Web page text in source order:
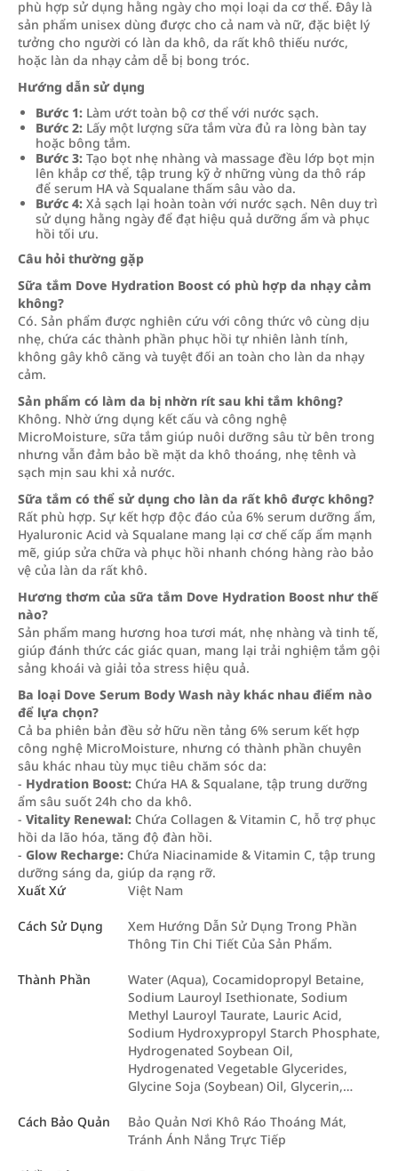
phù hợp sử dụng hằng ngày cho mọi loại da cơ thể. Đây là
sản phẩm unisex dùng được cho cả nam và nữ, đặc biệt lý
tưởng cho người có làn da khô, da rất khô thiếu nước,
hoặc làn da nhạy cảm dễ bị bong tróc.
Hướng dẫn sử dụng
Bước 1: Làm ướt toàn bộ cơ thể với nước sạch.
Bước 2: Lấy một lượng sữa tắm vừa đủ ra lòng bàn tay
hoặc bông tắm.
Bước 3: Tạo bọt nhẹ nhàng và massage đều lớp bọt mịn
lên khắp cơ thể, tập trung kỹ ở những vùng da thô ráp
để serum HA và Squalane thấm sâu vào da.
Bước 4: Xả sạch lại hoàn toàn với nước sạch. Nên duy trì
sử dụng hằng ngày để đạt hiệu quả dưỡng ẩm và phục
hồi tối ưu.
Câu hỏi thường gặp
Sữa tắm Dove Hydration Boost có phù hợp da nhạy cảm
không?
Có. Sản phẩm được nghiên cứu với công thức vô cùng dịu
nhẹ, chứa các thành phần phục hồi tự nhiên lành tính,
không gây khô căng và tuyệt đối an toàn cho làn da nhạy
cảm.
Sản phẩm có làm da bị nhờn rít sau khi tắm không?
Không. Nhờ ứng dụng kết cấu và công nghệ
MicroMoisture, sữa tắm giúp nuôi dưỡng sâu từ bên trong
nhưng vẫn đảm bảo bề mặt da khô thoáng, nhẹ tênh và
sạch mịn sau khi xả nước.
Sữa tắm có thể sử dụng cho làn da rất khô được không?
Rất phù hợp. Sự kết hợp độc đáo của 6% serum dưỡng ẩm,
Hyaluronic Acid và Squalane mang lại cơ chế cấp ẩm mạnh
mẽ, giúp sửa chữa và phục hồi nhanh chóng hàng rào bảo
vệ của làn da rất khô.
Hương thơm của sữa tắm Dove Hydration Boost như thế
nào?
Sản phẩm mang hương hoa tươi mát, nhẹ nhàng và tinh tế,
giúp đánh thức các giác quan, mang lại trải nghiệm tắm gội
sảng khoái và giải tỏa stress hiệu quả.
Ba loại Dove Serum Body Wash này khác nhau điểm nào
để lựa chọn?
Cả ba phiên bản đều sở hữu nền tảng 6% serum kết hợp
công nghệ MicroMoisture, nhưng có thành phần chuyên
sâu khác nhau tùy mục tiêu chăm sóc da:
- Hydration Boost: Chứa HA & Squalane, tập trung dưỡng
ẩm sâu suốt 24h cho da khô.
- Vitality Renewal: Chứa Collagen & Vitamin C, hỗ trợ phục
hồi da lão hóa, tăng độ đàn hồi.
- Glow Recharge: Chứa Niacinamide & Vitamin C, tập trung
dưỡng sáng da, giúp da rạng rỡ.
Xuất Xứ
Việt Nam
Cách Sử Dụng
Xem Hướng Dẫn Sử Dụng Trong Phần
Thông Tin Chi Tiết Của Sản Phẩm.
Thành Phần
Water (Aqua), Cocamidopropyl Betaine,
Sodium Lauroyl Isethionate, Sodium
Methyl Lauroyl Taurate, Lauric Acid,
Sodium Hydroxypropyl Starch Phosphate,
Hydrogenated Soybean Oil,
Hydrogenated Vegetable Glycerides,
Glycine Soja (Soybean) Oil, Glycerin,…
Cách Bảo Quản
Bảo Quản Nơi Khô Ráo Thoáng Mát,
Tránh Ánh Nắng Trực Tiếp